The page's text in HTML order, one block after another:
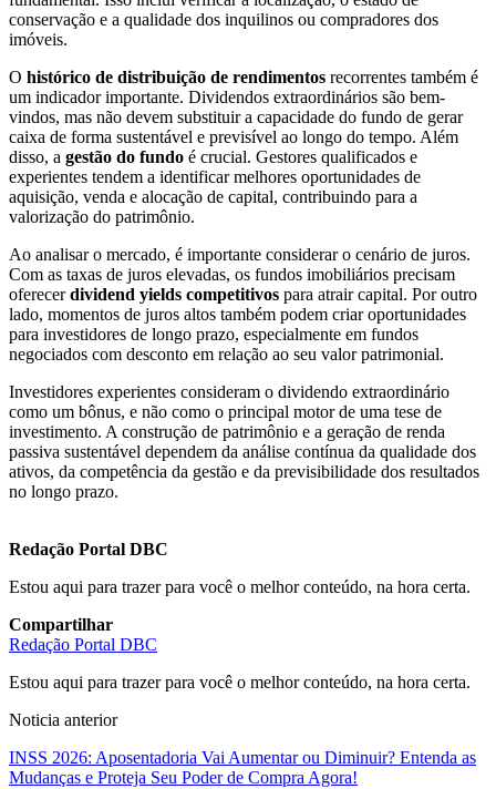
conservação e a qualidade dos inquilinos ou compradores dos
imóveis.
O histórico de distribuição de rendimentos recorrentes também é
um indicador importante. Dividendos extraordinários são bem-
vindos, mas não devem substituir a capacidade do fundo de gerar
caixa de forma sustentável e previsível ao longo do tempo. Além
disso, a gestão do fundo é crucial. Gestores qualificados e
experientes tendem a identificar melhores oportunidades de
aquisição, venda e alocação de capital, contribuindo para a
valorização do patrimônio.
Ao analisar o mercado, é importante considerar o cenário de juros.
Com as taxas de juros elevadas, os fundos imobiliários precisam
oferecerdividend yields competitivos para atrair capital. Por outro
lado, momentos de juros altos também podem criar oportunidades
para investidores de longo prazo, especialmente em fundos
negociados com desconto em relação ao seu valor patrimonial.
Investidores experientes consideram o dividendo extraordinário
como um bônus, e não como o principal motor de uma tese de
investimento. A construção de patrimônio e a geração de renda
passiva sustentável dependem da análise contínua da qualidade dos
ativos, da competência da gestão e da previsibilidade dos resultados
no longo prazo.
Redação Portal DBC
Estou aqui para trazer para você o melhor conteúdo, na hora certa.
Compartilhar
Redação Portal DBC
Estou aqui para trazer para você o melhor conteúdo, na hora certa.
Noticia anterior
INSS 2026: Aposentadoria Vai Aumentar ou Diminuir? Entenda as
Mudanças e Proteja Seu Poder de Compra Agora!